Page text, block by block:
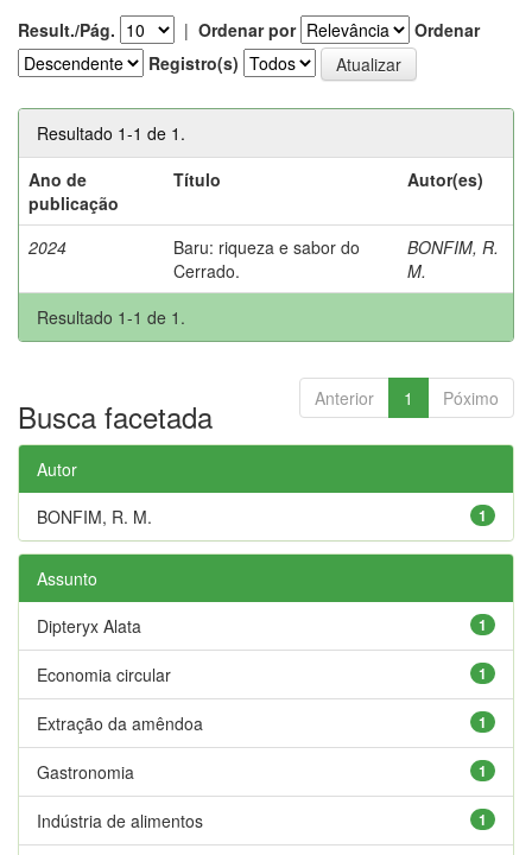
Result./Pág. | Ordenar por
Ordenar
Registro(s)
Resultado 1-1 de 1.
Ano de
publicação
Título Autor(es)
2024
Baru: riqueza e sabor do
Cerrado.
BONFIM, R.
M.
Resultado 1-1 de 1.
Anterior 1 Póximo
Busca facetada
Autor
1
BONFIM, R. M.
Assunto
1
Dipteryx Alata
1
Economia circular
1
Extração da amêndoa
1
Gastronomia
1
Indústria de alimentos